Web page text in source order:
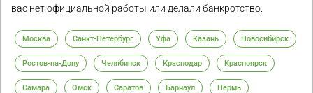
вас нет официальной работы или делали банкротство.
Москва Санкт-Петербург Уфа Казань Новосибирск
Ростов-на-Дону Челябинск Краснодар Красноярск
Самара Омск Саратов Барнаул Пермь